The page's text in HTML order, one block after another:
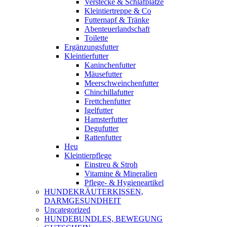
Verstecke & Schlafplätze
Kleintiertreppe & Co
Futternapf & Tränke
Abenteuerlandschaft
Toilette
Ergänzungsfutter
Kleintierfutter
Kaninchenfutter
Mäusefutter
Meerschweinchenfutter
Chinchillafutter
Frettchenfutter
Igelfutter
Hamsterfutter
Degufutter
Rattenfutter
Heu
Kleintierpflege
Einstreu & Stroh
Vitamine & Mineralien
Pflege- & Hygieneartikel
HUNDEKRÄUTERKISSEN,
DARMGESUNDHEIT
Uncategorized
HUNDEBUNDLES, BEWEGUNG